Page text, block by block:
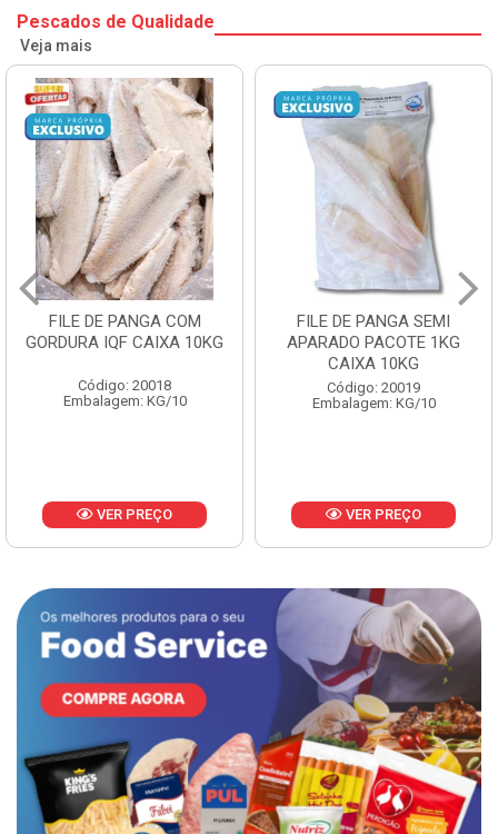
Pescados de Qualidade
Veja mais
FILE DE PANGA SEMI
APARADO PACOTE 1KG
Código: 20019
Embalagem: KG/10
VER PREÇO
POLACA DESFIADA
PESCAMARES PCT5KG
CX10KG
Código: 20161
Embalagem: KG/10
VER PREÇO